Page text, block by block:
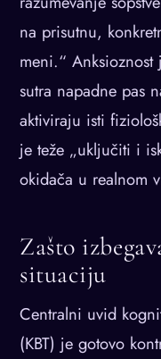
na prisutnu,
meni.“
sutra napadne pas
aktiviraju isti
je teže „uključiti i
okidača u realnom
Zašto
situaciju
Centralni uvid
(KBT) je gotovo